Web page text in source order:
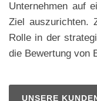
Unternehmen auf
Ziel auszurichten.
Rolle in der
die Bewertung von
UNSERE